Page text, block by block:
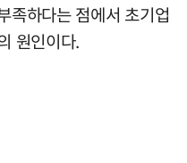
족하다는 점에서 초기업
원인이다.